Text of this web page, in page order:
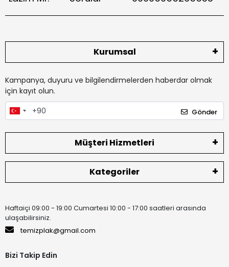
Kurumsal
Kampanya, duyuru ve bilgilendirmelerden haberdar olmak
için kayıt olun.
Gönder
Müşteri Hizmetleri
Kategoriler
Haftaiçi 09:00 - 19:00 Cumartesi 10:00 - 17:00 saatleri arasında
ulaşabilirsiniz.
temizplak@gmail.com
Bizi Takip Edin